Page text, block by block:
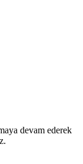
devam ederek